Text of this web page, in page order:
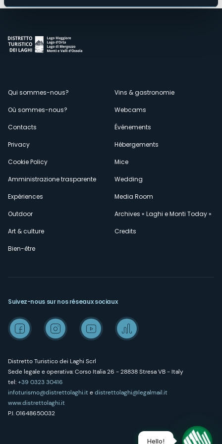
Menù
secondario
Qui sommes-nous?
Où sommes-nous?
Contacts
Privacy
Cookie Policy
Amministrazione trasparente
Expériences
Outdoor
Art & culture
Bien-être
Vins & gastronomie
Webcams
Événements
Hébergements
Mice
Wedding
Media Room
Archives « Laghi e Monti Today »
Credits
Distretto Turistico dei Laghi Scrl
Sede legale e operativa: Corso Italia 26 - 28838 Stresa VB - Italy
tel:+39 0323 30416
infoturismo@distrettolaghi.itedistrettolaghi@legalmail.it
www.distrettolaghi.it
P.I. 01648650032
Suivez-nous sur nos réseaux sociaux